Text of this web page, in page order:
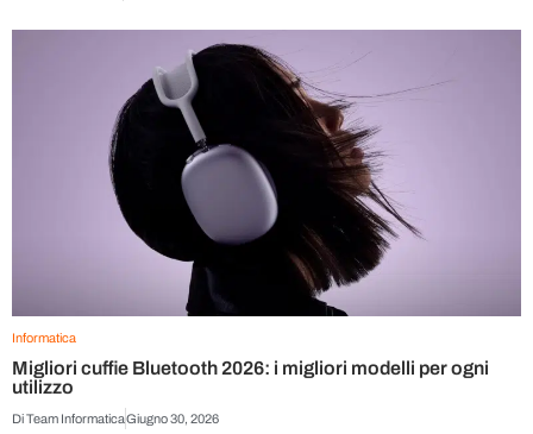
Informatica
Migliori cuffie Bluetooth 2026: i migliori modelli per ogni
utilizzo
DiTeam InformaticaGiugno 30, 2026